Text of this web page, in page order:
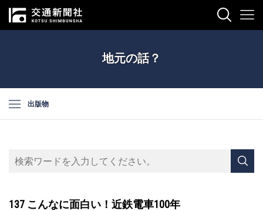
地元の話？
出版物
137 こんなに面白い！近鉄電車100年